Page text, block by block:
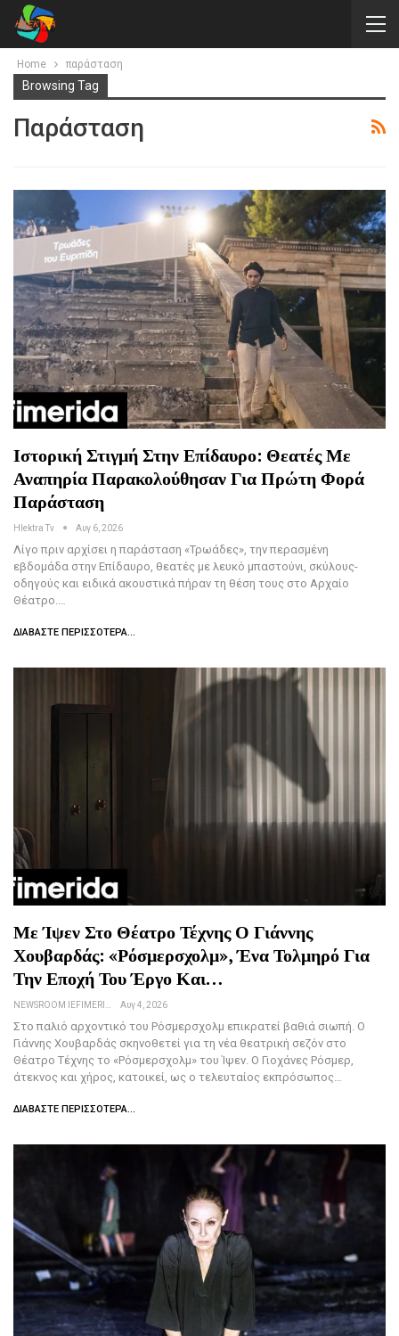
Home παράσταση
Browsing Tag
Παράσταση
Ιστορική Στιγμή Στην Επίδαυρο: Θεατές Με
Αναπηρία Παρακολούθησαν Για Πρώτη Φορά
Παράσταση
Hlektra Tv Αυγ 6, 2026
Λίγο πριν αρχίσει η παράσταση «Τρωάδες», την περασμένη
εβδομάδα στην Επίδαυρο, θεατές με λευκό μπαστούνι, σκύλους-
οδηγούς και ειδικά ακουστικά πήραν τη θέση τους στο Αρχαίο
Θέατρο.…
ΔΙΑΒΆΣΤΕ ΠΕΡΙΣΣΌΤΕΡΑ...
Με Ίψεν Στο Θέατρο Τέχνης Ο Γιάννης
Χουβαρδάς: «Ρόσμερσχολμ», Ένα Τολμηρό Για
Την Εποχή Του Έργο Και…
Αυγ 4, 2026
Στο παλιό αρχοντικό του Ρόσμερσχολμ επικρατεί βαθιά σιωπή. Ο
Γιάννης Χουβαρδάς σκηνοθετεί για τη νέα θεατρική σεζόν στο
Θέατρο Τέχνης το «Ρόσμερσχολμ» του Ίψεν. Ο Γιοχάνες Ρόσμερ,
άτεκνος και χήρος, κατοικεί, ως ο τελευταίος εκπρόσωπος…
ΔΙΑΒΆΣΤΕ ΠΕΡΙΣΣΌΤΕΡΑ...